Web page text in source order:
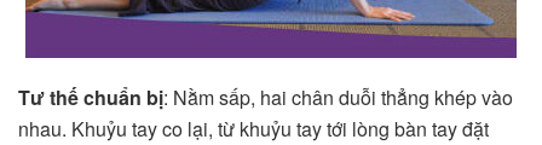
Tư thế chuẩn bị: Nằm sấp, hai chân duỗi thẳng khép vào
nhau. Khuỷu tay co lại, từ khuỷu tay tới lòng bàn tay đặt